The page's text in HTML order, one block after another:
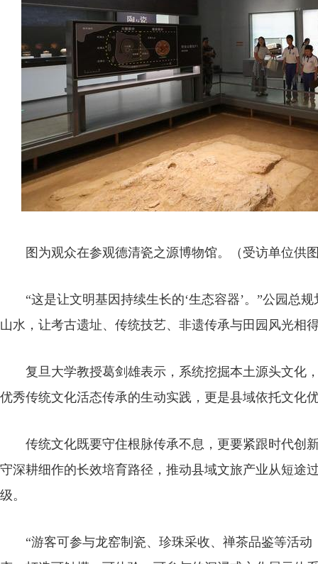
图为观众在参观德清瓷之源博物馆。（受访单位供
“这是让文明基因持续生长的‘生态容器’。”公园总规
山水，让考古遗址、传统技艺、非遗传承与田园风光相
复旦大学教授葛剑雄表示，系统挖掘本土源头文化
优秀传统文化活态传承的生动实践，更是县域依托文化
传统文化既要守住根脉传承不息，更要紧跟时代创
守深耕细作的长效培育路径，推动县域文旅产业从短途
级。
“游客可参与龙窑制瓷、珍珠采收、禅茶品鉴等活动